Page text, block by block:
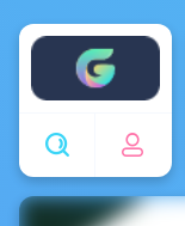
Enjoy4fun